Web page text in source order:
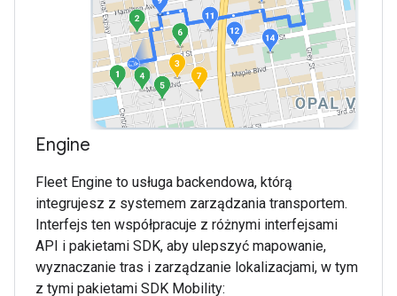
Engine
Fleet Engine to usługa backendowa, którą
integrujesz z systemem zarządzania transportem.
Interfejs ten współpracuje z różnymi interfejsami
API i pakietami SDK, aby ulepszyć mapowanie,
wyznaczanie tras i zarządzanie lokalizacjami, w tym
z tymi pakietami SDK Mobility: